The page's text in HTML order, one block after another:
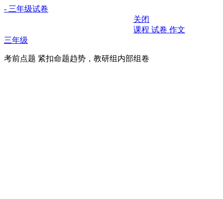
- 三年级试卷
关闭
课程 试卷 作文
三年级
考前点题 紧扣命题趋势，教研组内部组卷